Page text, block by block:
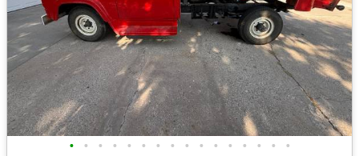
• • • • • • • • • • • • • • • •